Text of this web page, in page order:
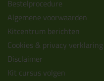
Bestelprocedure
Algemene voorwaarden
Kitcentrum berichten
Cookies & privacy verklaring
Disclaimer
Kit cursus volgen